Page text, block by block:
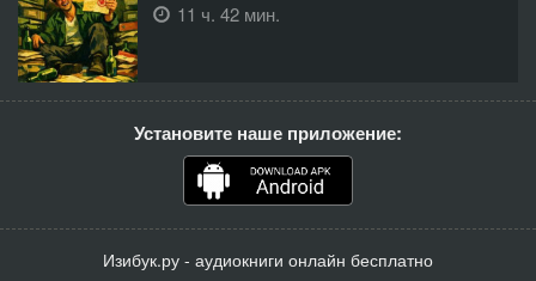
11 ч. 42 мин.
Установите наше приложение:
Изибук.ру - аудиокниги онлайн бесплатно